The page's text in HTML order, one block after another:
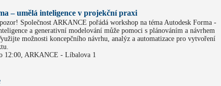
– umělá inteligence v projekční praxi
Společnost ARKANCE pořádá workshop na téma Autodesk Forma -
a generativní modelování může pomoci s plánováním a návrhem
možnosti koncepčního návrhu, analýz a automatizace pro vytvoření
12:00, ARKANCE - Líbalova 1